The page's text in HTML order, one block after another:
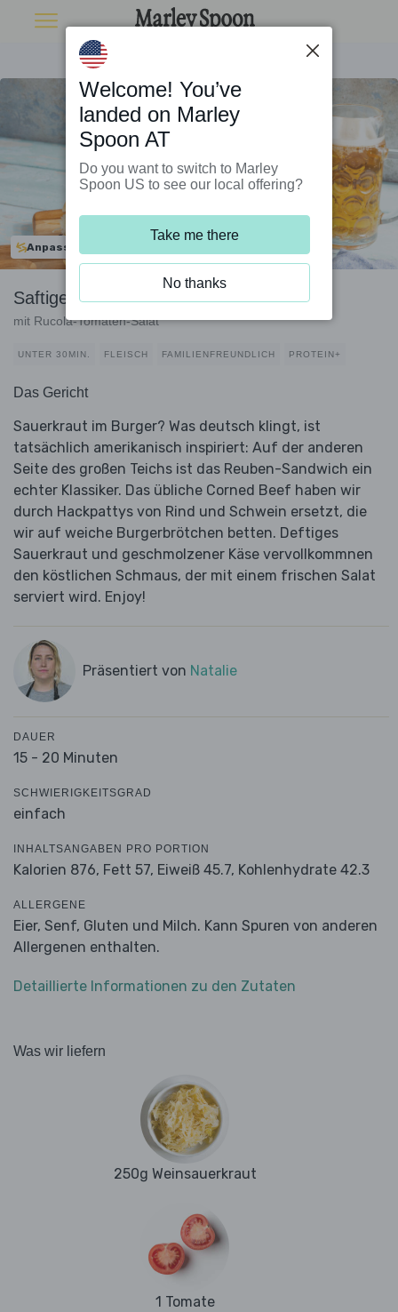
Anpassbar
Saftiger Sauerkraut-Burger
mit Rucola-Tomaten-Salat
UNTER 30MIN. FLEISCH FAMILIENFREUNDLICH PROTEIN+
Das Gericht
Sauerkraut im Burger? Was deutsch klingt, ist
tatsächlich amerikanisch inspiriert: Auf der anderen
Seite des großen Teichs ist das Reuben-Sandwich ein
echter Klassiker. Das übliche Corned Beef haben wir
durch Hackpattys von Rind und Schwein ersetzt, die
wir auf weiche Burgerbrötchen betten. Deftiges
Sauerkraut und geschmolzener Käse vervollkommnen
den köstlichen Schmaus, der mit einem frischen Salat
serviert wird. Enjoy!
Präsentiert von Natalie
DAUER
15 - 20 Minuten
SCHWIERIGKEITSGRAD
einfach
INHALTSANGABEN PRO PORTION
Kalorien 876, Fett 57, Eiweiß 45.7, Kohlenhydrate 42.3
ALLERGENE
Eier, Senf, Gluten und Milch. Kann Spuren von anderen
Allergenen enthalten.
Detaillierte Informationen zu den Zutaten
Was wir liefern
250g Weinsauerkraut
1 Tomate
Welcome! You’ve
landed on Marley
Spoon AT
Do you want to switch to Marley
Spoon US to see our local offering?
Take me there
No thanks